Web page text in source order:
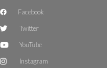
Facebook
Twitter
YouTube
Instagram